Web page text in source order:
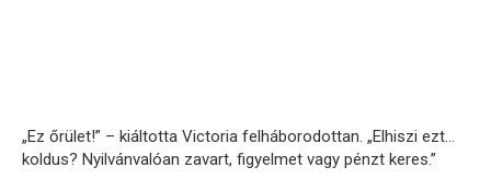
„Ez őrület!” – kiáltotta Victoria felháborodottan. „Elhiszi ezt…
koldus? Nyilvánvalóan zavart, figyelmet vagy pénzt keres.”